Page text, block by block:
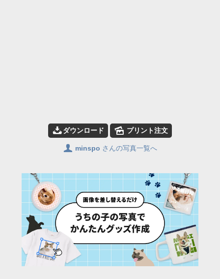
📥ダウンロード 🌄 プリント注文
👤 minspo さんの写真一覧へ